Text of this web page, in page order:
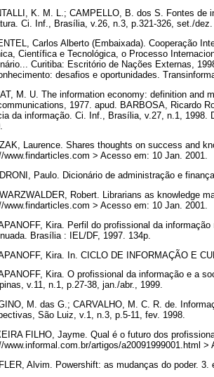
K. M. L.; CAMPELLO, B. dos S. Fontes de
Ci. Inf., Brasília, v.26, n.3, p.321-326, set./
Carlos Alberto (Embaixada). Cooperação
Científica e Tecnológica, o Processo
Curitiba: Escritório de Nações Externas,
desafios e oportunidades.
M. U. The information economy: definition and
1977. apud. BARBOSA, Ricardo
da informação. Ci. Inf., Brasília, v.27, n.1,
Laurence. Shares thoughts on success and
www.findarticles.com > Acesso em: 10 Jan. 2001.
Paulo. Dicionário de administração e
Robert. Librarians as knowledge
www.findarticles.com > Acesso em: 10 Jan. 2001.
Kira. Perfil do profissional da
Brasília : IEL/DF, 1997. 134p.
Kira. In. CICLO DE INFORMAÇÃO E
Kira. O profissional da informação e a
v.11, n.1, p.27-38, jan./abr., 1999.
M. das G.; CARVALHO, M. C. R. de.
São Luiz, v.1, n.3, p.5-11, fev. 1998.
FILHO, Jayme. Qual é o futuro dos
www.informal.com.br/artigos/a20091999001.html
Alvim. Powershift: as mudanças do poder.